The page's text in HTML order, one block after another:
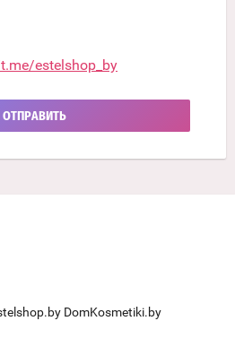
estelshop_by
ОТПРАВИТЬ
DomKosmetiki.by